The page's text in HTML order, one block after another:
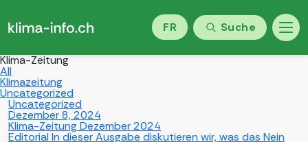
FR Suche
Klima-Zeitung
All
Klimazeitung
Uncategorized
Uncategorized
Dezember 8, 2024
Klima-Zeitung Dezember 2024
Editorial In dieser Ausgabe diskutieren wir, was das Nein